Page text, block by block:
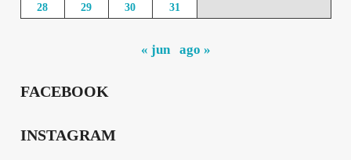
28
29 30 31
« jun ago »
FACEBOOK
INSTAGRAM